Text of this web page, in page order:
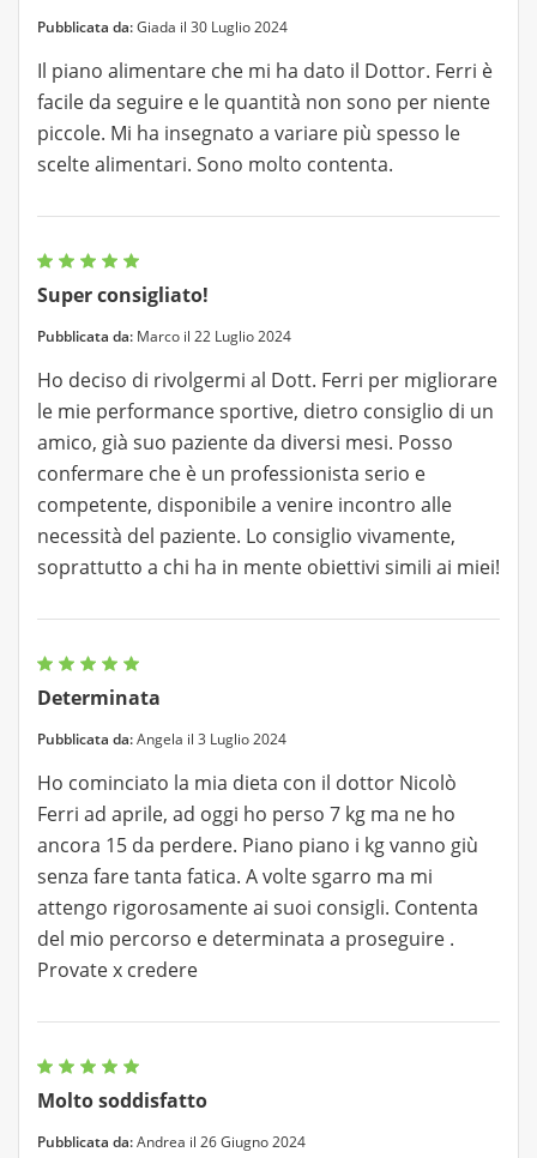
Pubblicata da:Giada il 30 Luglio 2024
Il piano alimentare che mi ha dato il Dottor. Ferri è
facile da seguire e le quantità non sono per niente
piccole. Mi ha insegnato a variare più spesso le
scelte alimentari. Sono molto contenta.
Super consigliato!
Pubblicata da: Marco il 22 Luglio 2024
Ho deciso di rivolgermi al Dott. Ferri per migliorare
le mie performance sportive, dietro consiglio di un
amico, già suo paziente da diversi mesi. Posso
confermare che è un professionista serio e
competente, disponibile a venire incontro alle
necessità del paziente. Lo consiglio vivamente,
soprattutto a chi ha in mente obiettivi simili ai miei!
Determinata
Pubblicata da:Angela il 3 Luglio 2024
Ho cominciato la mia dieta con il dottor Nicolò
Ferri ad aprile, ad oggi ho perso 7 kg ma ne ho
ancora 15 da perdere. Piano piano i kg vanno giù
senza fare tanta fatica. A volte sgarro ma mi
attengo rigorosamente ai suoi consigli. Contenta
del mio percorso e determinata a proseguire .
Provate x credere
Molto soddisfatto
Pubblicata da:Andrea il 26 Giugno 2024